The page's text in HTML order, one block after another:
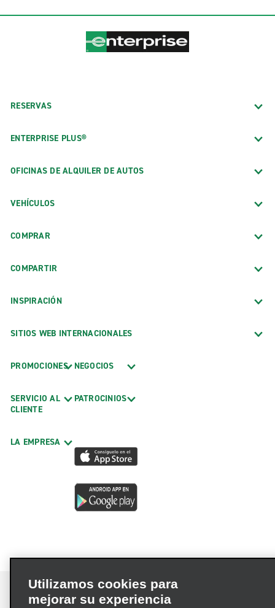
RESERVAS
ENTERPRISE PLUS®
OFICINAS DE ALQUILER DE AUTOS
VEHÍCULOS
COMPRAR
COMPARTIR
INSPIRACIÓN
SITIOS WEB INTERNACIONALES
PROMOCIONES
SERVICIO AL
CLIENTE
LA EMPRESA
NEGOCIOS
PATROCINIOS
Utilizamos cookies para
mejorar su experiencia